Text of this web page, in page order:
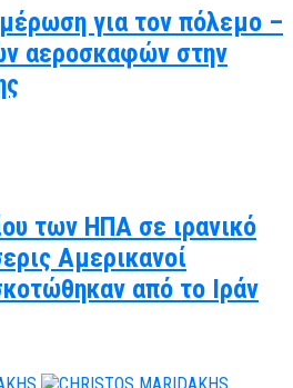
για τον πόλεμο –
αεροσκαφών στην
των ΗΠΑ σε ιρανικό
Αμερικανοί
από το Ιράν